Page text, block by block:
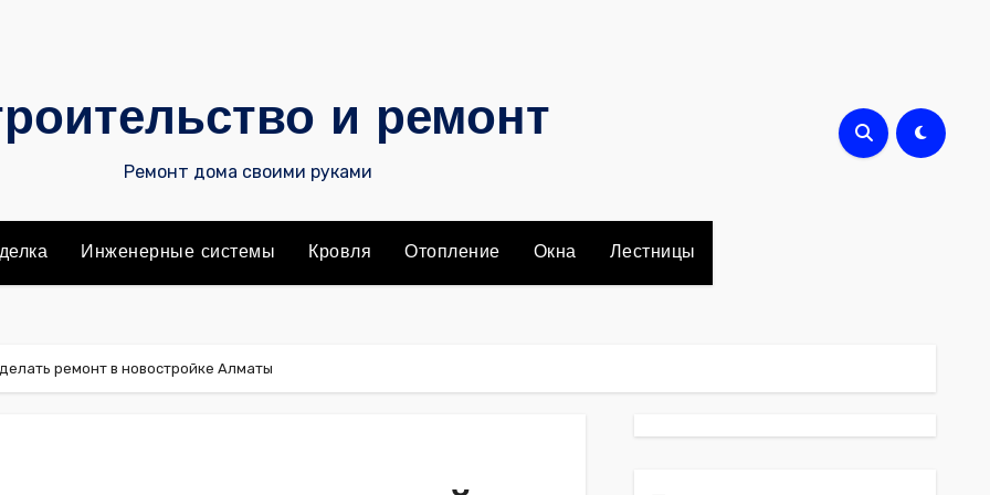
и ремонт
Ремонт дома своими руками
Инженерные системы Кровля Отопление Окна Лестницы
ремонт в новостройке Алматы